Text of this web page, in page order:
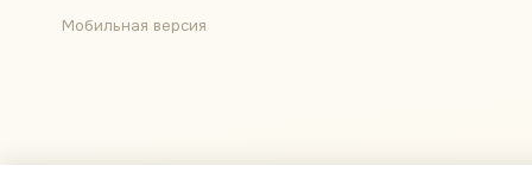
Мобильная версия